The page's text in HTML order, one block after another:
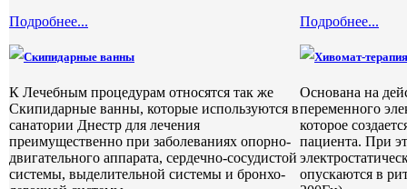
Подробнее...
Скипидарные ванны
К Лечебным процедурам относятся так же
Скипидарные ванны, которые используются в
санатории Днестр для лечения
преимущественно при заболеваниях опорно-
двигательного аппарата, сердечно-сосудистой
системы, выделительной системы и бронхо-
Подробнее...
Хивомат-терапия
Основана на
переменного
которое
пациента. При
опускаются в